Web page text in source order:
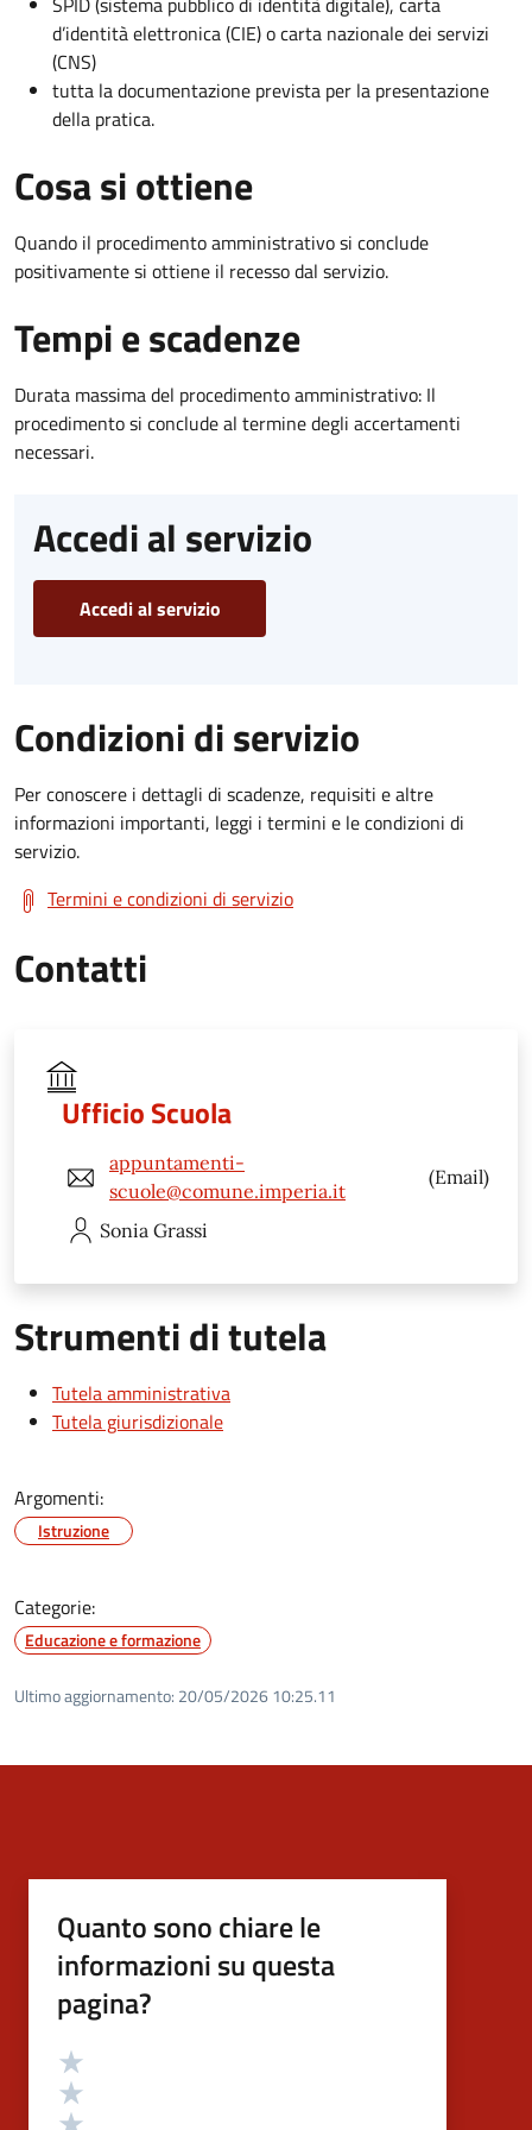
d’identità elettronica (CIE) o carta nazionale dei servizi
(CNS)
tutta la documentazione prevista per la presentazione
della pratica.
Cosa si ottiene
Quando il procedimento amministrativo si conclude
positivamente si ottiene il recesso dal servizio.
Tempi e scadenze
Durata massima del procedimento amministrativo: Il
procedimento si conclude al termine degli accertamenti
necessari.
Accedi al servizio
Accedi al servizio
Condizioni di servizio
Per conoscere i dettagli di scadenze, requisiti e altre
informazioni importanti, leggi i termini e le condizioni di
servizio.
Termini e condizioni di servizio
Contatti
Ufficio Scuola
appuntamenti-
scuole@comune.imperia.it
(Email)
Sonia Grassi
Strumenti di tutela
Tutela amministrativa
Tutela giurisdizionale
Argomenti:
Istruzione
Categorie:
Educazione e formazione
Ultimo aggiornamento: 20/05/2026 10:25.11
Quanto sono chiare le
informazioni su questa
pagina?
Valutazione